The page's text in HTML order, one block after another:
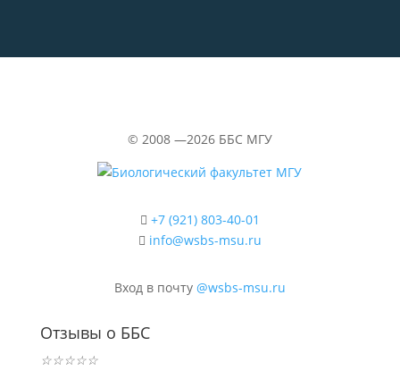
© 2008 —2026 ББС МГУ
+7 (921) 803-40-01
info@wsbs-msu.ru
Вход в почту @wsbs-msu.ru
Отзывы о ББС
☆☆☆☆☆